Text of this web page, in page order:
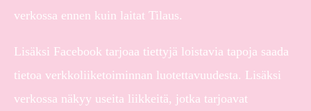
verkossa ennen kuin laitat Tilaus.
Lisäksi Facebook tarjoaa tiettyjä loistavia tapoja saada
tietoa verkkoliiketoiminnan luotettavuudesta. Lisäksi
verkossa näkyy useita liikkeitä, jotka tarjoavat